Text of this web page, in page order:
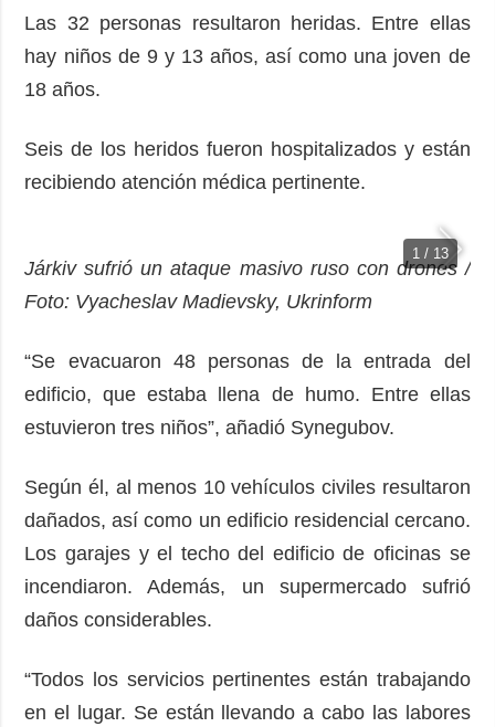
Releases
Las 32 personas resultaron heridas. Entre ellas
hay niños de 9 y 13 años, así como una joven de
18 años.
Seis de los heridos fueron hospitalizados y están
recibiendo atención médica pertinente.
1 / 13
Járkiv sufrió un ataque masivo ruso con drones /
Foto: Vyacheslav Madievsky, Ukrinform
“Se evacuaron 48 personas de la entrada del
edificio, que estaba llena de humo. Entre ellas
estuvieron tres niños”, añadió Synegubov.
Según él, al menos 10 vehículos civiles resultaron
dañados, así como un edificio residencial cercano.
Los garajes y el techo del edificio de oficinas se
incendiaron. Además, un supermercado sufrió
daños considerables.
“Todos los servicios pertinentes están trabajando
en el lugar. Se están llevando a cabo las labores